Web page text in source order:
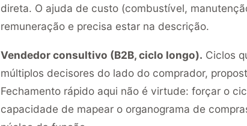
direta. O ajuda de custo (combustível,
remuneração e precisa estar na descrição.
Vendedor consultivo (B2B, ciclo longo). Ciclos
múltiplos decisores do lado do comprador,
Fechamento rápido aqui não é virtude: forçar o
capacidade de mapear o organograma de